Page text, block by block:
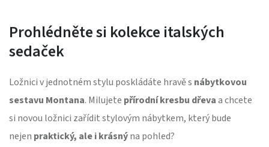
Prohlédněte si kolekce italských
sedaček
Ložnici v jednotném stylu poskládáte hravě s nábytkovou
sestavu Montana. Milujete přírodní kresbu dřevaa chcete
si novou ložnici zařídit stylovým nábytkem, který bude
nejen praktický, ale i krásnýna pohled?